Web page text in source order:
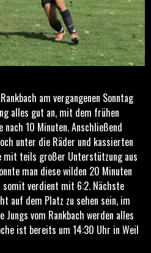
am vergangenen Sonntag
alles gut an, mit dem frühen
10 Minuten. Anschließend
unter die Räder und kassierten
mit teils großer Unterstützung aus
man diese wilden 20 Minuten
verdient mit 6:2. Nächste
auf dem Platz zu sehen sein, im
vom Rankbach werden alles
ist bereits um 14:30 Uhr in Weil